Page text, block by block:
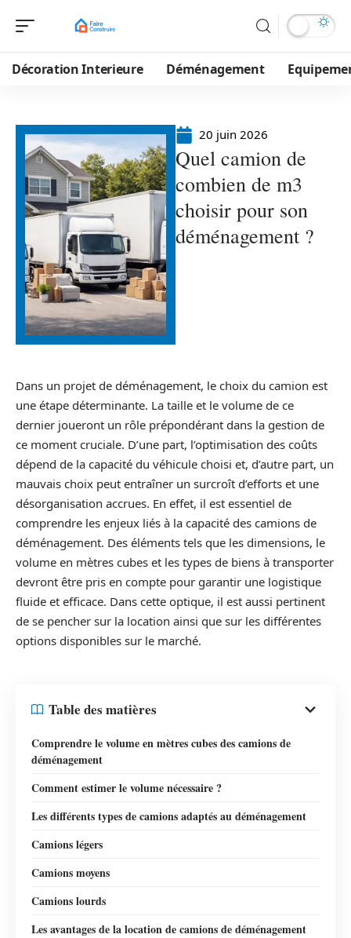
Décoration Interieure Déménagement
20 juin 2026
Quel camion de
combien de m3
choisir pour son
déménagement ?
Dans un projet de déménagement, le choix du camion est
une étape déterminante. La taille et le volume de ce
dernier joueront un rôle prépondérant dans la gestion de
ce moment cruciale. D’une part, l’optimisation des coûts
dépend de la capacité du véhicule choisi et, d’autre part, un
mauvais choix peut entraîner un surcroît d’efforts et une
désorganisation accrues. En effet, il est essentiel de
comprendre les enjeux liés à la capacité des camions de
déménagement. Des éléments tels que les dimensions, le
volume en mètres cubes et les types de biens à transporter
devront être pris en compte pour garantir une logistique
fluide et efficace. Dans cette optique, il est aussi pertinent
de se pencher sur la location ainsi que sur les différentes
options disponibles sur le marché.
Table des matières
Comprendre le volume en mètres cubes des camions de
déménagement
Comment estimer le volume nécessaire ?
Les différents types de camions adaptés au déménagement
Camions légers
Camions moyens
Camions lourds
Les avantages de la location de camions de déménagement